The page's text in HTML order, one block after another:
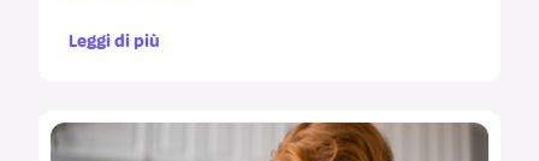
Leggi di più